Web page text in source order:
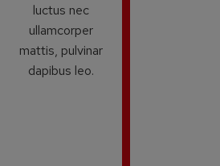
luctus nec
ullamcorper
mattis, pulvinar
dapibus leo.